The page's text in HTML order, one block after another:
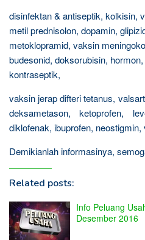
disinfektan & antiseptik, kolkisin,
metil prednisolon, dopamin,
metoklopramid, vaksin
budesonid, doksorubisin,
kontraseptik,
vaksin jerap difteri tetanus,
deksametason, ketoprofen,
diklofenak, ibuprofen,
Demikianlah informasinya,
Related posts:
Info Peluang
Desember 2016